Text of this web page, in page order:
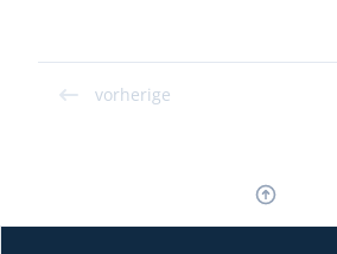
vorherige